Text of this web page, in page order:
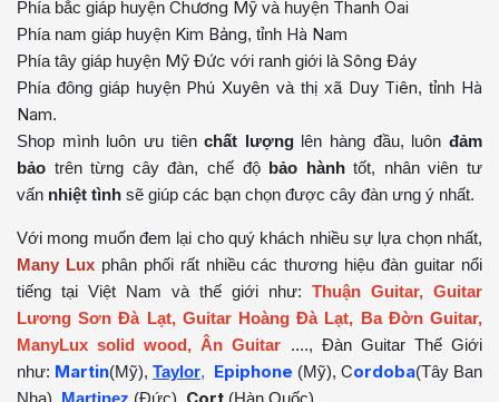
Phía bắc giáp huyện Chương Mỹ và huyện Thanh Oai
Phía nam giáp huyện Kim Bảng, tỉnh Hà Nam
Phía tây giáp huyện Mỹ Đức với ranh giới là Sông Đáy
Phía đông giáp huyện Phú Xuyên và thị xã Duy Tiên, tỉnh Hà
Nam.
Shop mình luôn ưu tiênchất lượnglên hàng đầu, luôn đảm
bảo trên từng cây đàn, chế độ bảo hànhtốt, nhân viên tư
vấn nhiệt tình sẽ giúp các bạn chọn được cây đàn ưng ý nhất.
Với mong muốn đem lại cho quý khách nhiều sự lựa chọn nhất,
Many Lux phân phối rất nhiều các thương hiệu đàn guitar nổi
tiếng tại Việt Nam và thế giới như: Thuận Guitar, Guitar
Lương Sơn Đà Lạt, Guitar Hoàng Đà Lạt, Ba Đờn Guitar,
ManyLux solid wood, Ân Guitar ...., Đàn Guitar Thế Giới
như: Martin(Mỹ), Taylor, Epiphone (Mỹ), Cordoba(Tây Ban